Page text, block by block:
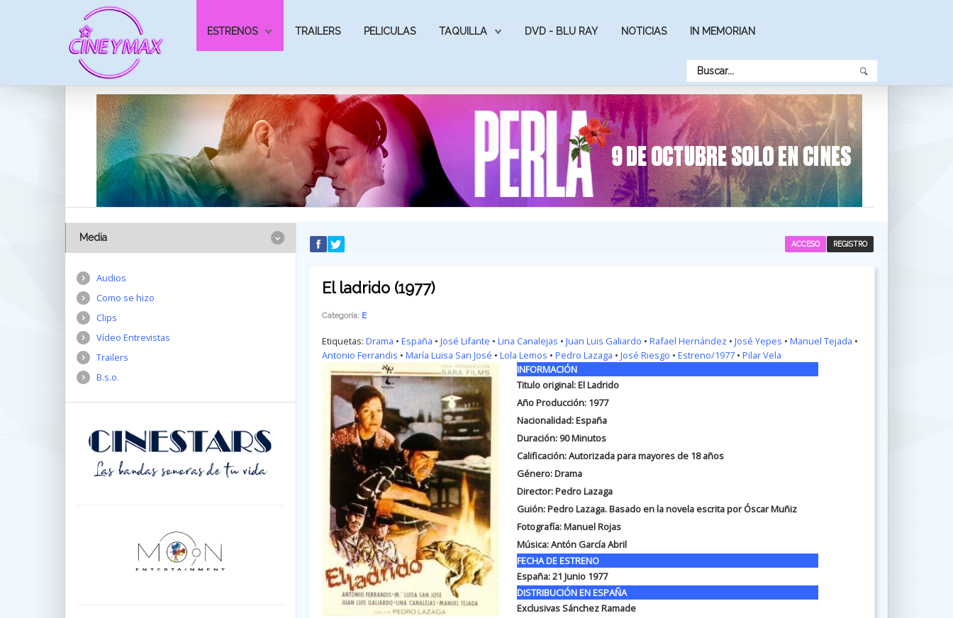
ESTRENOS TRAILERS PELICULAS TAQUILLA DVD - BLU RAY NOTICIAS IN MEMORIAN
REGISTRO
ACCESO
El ladrido (1977)
Categoría: E
Etiquetas: Drama • España • José Lifante • Lina Canalejas • Juan Luis Galiardo • Rafael Hernández • José Yepes • Manuel Tejada •
Antonio Ferrandis • María Luisa San José • Lola Lemos • Pedro Lazaga • José Riesgo • Estreno/1977• Pilar Vela
INFORMACIÓN
Titulo original: El Ladrido
Año Producción: 1977
Nacionalidad: España
Duración: 90Minutos
Calificación: Autorizada para mayores de 18 años
Género: Drama
Director: Pedro Lazaga
Guión: Pedro Lazaga. Basado en la novela escrita por Óscar Muñiz
Fotografía: Manuel Rojas
Música: Antón García Abril
FECHA DE ESTRENO
España: 21 Junio 1977
DISTRIBUCIÓN EN ESPAÑA
Exclusivas Sánchez Ramade
Media
Audios
Como se hizo
Clips
Vídeo Entrevistas
Trailers
B.s.o.